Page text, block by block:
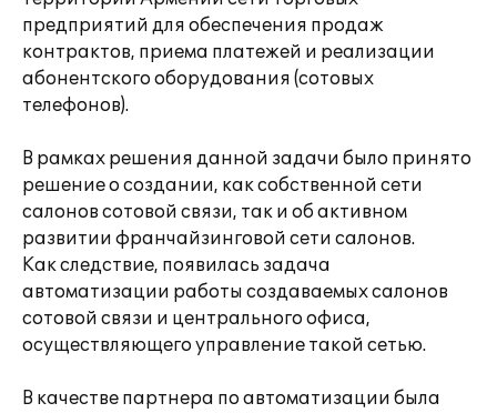
предприятий для обеспечения продаж
контрактов, приема платежей и реализации
абонентского оборудования (сотовых
телефонов).
В рамках решения данной задачи было принято
решение о создании, как собственной сети
салонов сотовой связи, так и об активном
развитии франчайзинговой сети салонов.
Как следствие, появилась задача
автоматизации работы создаваемых салонов
сотовой связи и центрального офиса,
осуществляющего управление такой сетью.
В качестве партнера по автоматизации была